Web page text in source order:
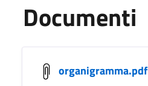
Documenti
organigramma.pdf